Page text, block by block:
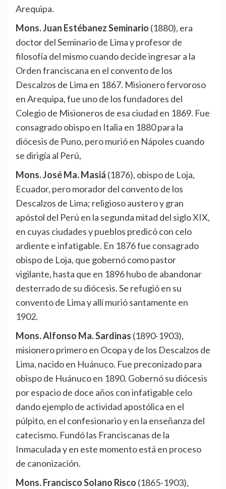
Arequipa.
Mons. Juan Estébanez Seminario (1880), era
doctor del Seminario de Lima y profesor de
filosofía del mismo cuando decide ingresar a la
Orden franciscana en el convento de los
Descalzos de Lima en 1867. Misionero fervoroso
en Arequipa, fue uno de los fundadores del
Colegio de Misioneros de esa ciudad en 1869. Fue
consagrado obispo en Italia en 1880 para la
diócesis de Puno, pero murió en Nápoles cuando
se dirigía al Perú,
Mons. José Ma. Masiá (1876), obispo de Loja,
Ecuador, pero morador del convento de los
Descalzos de Lima; religioso austero y gran
apóstol del Perú en la segunda mitad del siglo XIX,
en cuyas ciudades y pueblos predicó con celo
ardiente e infatigable. En 1876 fue consagrado
obispo de Loja, que gobernó como pastor
vigilante, hasta que en 1896 hubo de abandonar
desterrado de su diócesis. Se refugió en su
convento de Lima y allí murió santamente en
1902.
Mons. Alfonso Ma. Sardinas (1890-1903),
misionero primero en Ocopa y de los Descalzos de
Lima, nacido en Huánuco. Fue preconizado para
obispo de Huánuco en 1890. Gobernó su diócesis
por espacio de doce años con infatigable celo
dando ejemplo de actividad apostólica en el
púlpito, en el confesionario y en la enseñanza del
catecismo. Fundó las Franciscanas de la
Inmaculada y en este momento está en proceso
de canonización.
Mons. Francisco Solano Risco (1865-1903),